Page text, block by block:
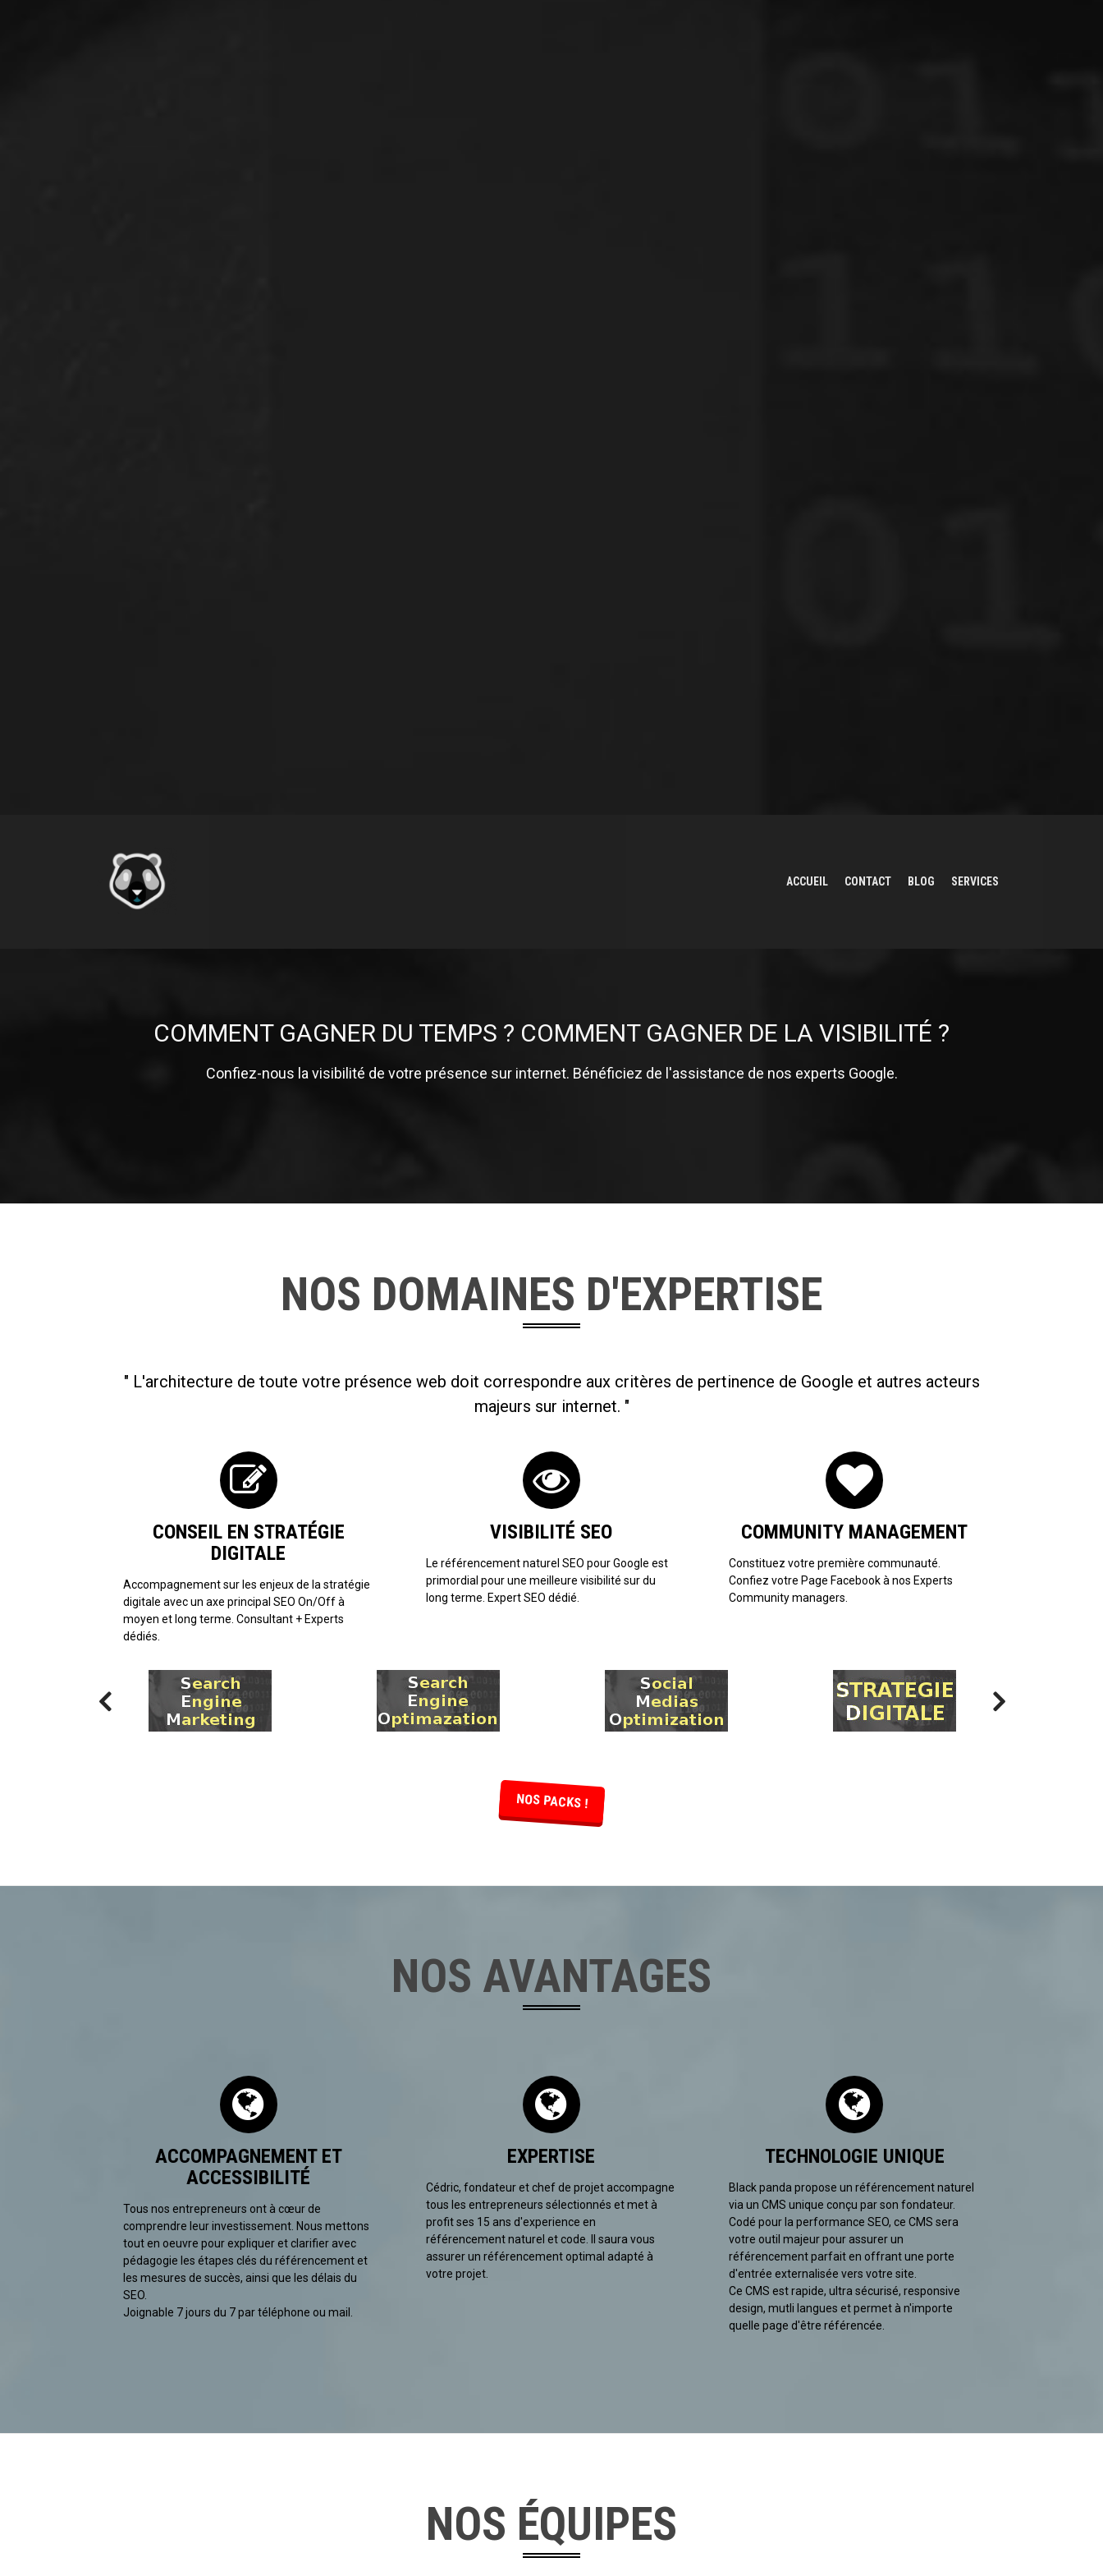
ACCUEIL CONTACT BLOG SERVICES
COMMENT GAGNER DU TEMPS ? COMMENT GAGNER DE LA VISIBILITÉ ?
Confiez-nous la visibilité de votre présence sur internet. Bénéficiez de l'assistance de nos experts Google.
NOS DOMAINES D'EXPERTISE
" L'architecture de toute votre présence web doit correspondre aux critères de pertinence de Google et autres acteurs
majeurs sur internet. "
CONSEIL EN STRATÉGIE
DIGITALE
Accompagnement sur les enjeux de la stratégie
digitale avec un axe principal SEO On/Off à
moyen et long terme. Consultant + Experts
dédiés.
VISIBILITÉ SEO
Le référencement naturel SEO pour Google est
primordial pour une meilleure visibilité sur du
long terme. Expert SEO dédié.
COMMUNITY MANAGEMENT
Constituez votre première communauté.
Confiez votre Page Facebook à nos Experts
Community managers.
NOS PACKS !
NOS AVANTAGES
ACCOMPAGNEMENT ET
ACCESSIBILITÉ
Tous nos entrepreneurs ont à cœur de
comprendre leur investissement. Nous mettons
tout en oeuvre pour expliquer et clarifier avec
pédagogie les étapes clés du référencement et
les mesures de succès, ainsi que les délais du
SEO.
Joignable 7 jours du 7 par téléphone ou mail.
EXPERTISE
Cédric, fondateur et chef de projet accompagne
tous les entrepreneurs sélectionnés et met à
profit ses 15 ans d'experience en
référencement naturel et code. Il saura vous
assurer un référencement optimal adapté à
votre projet.
TECHNOLOGIE UNIQUE
Black panda propose un référencement naturel
via un CMS unique conçu par son fondateur.
Codé pour la performance SEO, ce CMS sera
votre outil majeur pour assurer un
référencement parfait en offrant une porte
d'entrée externalisée vers votre site.
Ce CMS est rapide, ultra sécurisé, responsive
design, mutli langues et permet à n'importe
quelle page d'être référencée.
NOS ÉQUIPES